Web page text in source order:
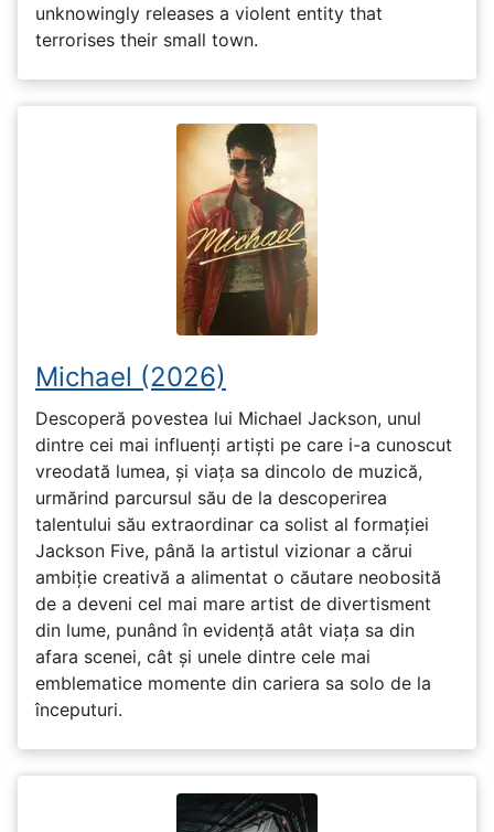
unknowingly releases a violent entity that
terrorises their small town.
Michael (2026)
Descoperă povestea lui Michael Jackson, unul
dintre cei mai influenți artiști pe care i-a cunoscut
vreodată lumea, și viața sa dincolo de muzică,
urmărind parcursul său de la descoperirea
talentului său extraordinar ca solist al formației
Jackson Five, până la artistul vizionar a cărui
ambiție creativă a alimentat o căutare neobosită
de a deveni cel mai mare artist de divertisment
din lume, punând în evidență atât viața sa din
afara scenei, cât și unele dintre cele mai
emblematice momente din cariera sa solo de la
începuturi.